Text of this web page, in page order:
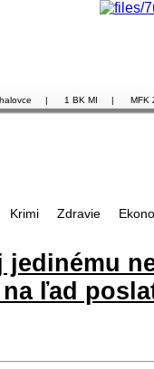
| 1 BK MI | MFK
Krimi Zdravie
jedinému
ľad